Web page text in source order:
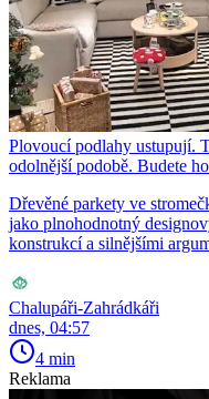
Plovoucí podlahy ustupují.
odolnější podobě. Budete
Dřevěné parkety ve
jako plnohodnotný
konstrukcí a silnějšími
Chalupáři-Zahrádkáři
dnes, 04:57
4 min
Reklama